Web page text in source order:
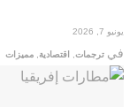
يونيو 7, 2026
في ترجمات اقتصادية مميزات